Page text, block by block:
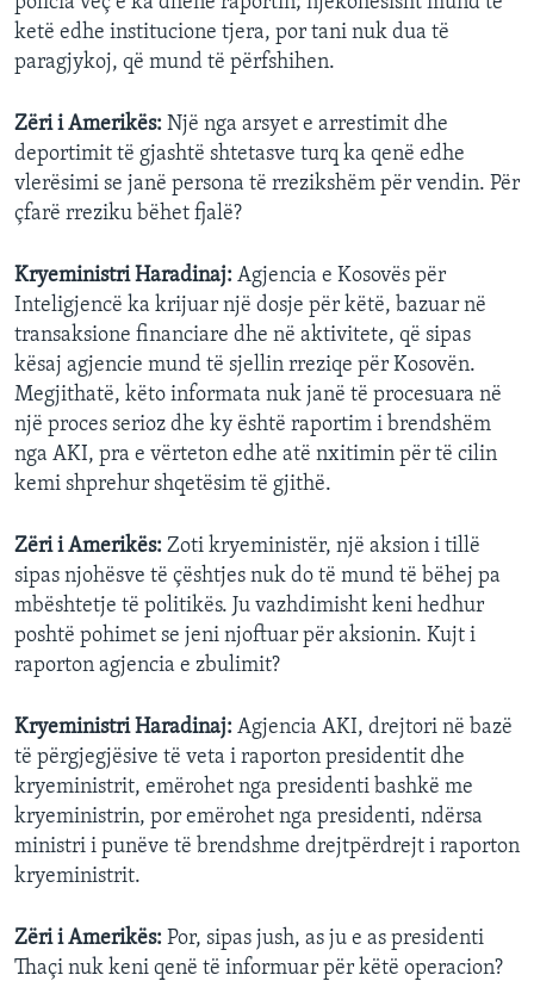
ketë edhe institucione tjera, por tani nuk dua të
paragjykoj, që mund të përfshihen.
Zëri i Amerikës: Një nga arsyet e arrestimit dhe
deportimit të gjashtë shtetasve turq ka qenë edhe
vlerësimi se janë persona të rrezikshëm për vendin. Për
çfarë rreziku bëhet fjalë?
Kryeministri Haradinaj: Agjencia e Kosovës për
Inteligjencë ka krijuar një dosje për këtë, bazuar në
transaksione financiare dhe në aktivitete, që sipas
kësaj agjencie mund të sjellin rreziqe për Kosovën.
Megjithatë, këto informata nuk janë të procesuara në
një proces serioz dhe ky është raportim i brendshëm
nga AKI, pra e vërteton edhe atë nxitimin për të cilin
kemi shprehur shqetësim të gjithë.
Zëri i Amerikës: Zoti kryeministër, një aksion i tillë
sipas njohësve të çështjes nuk do të mund të bëhej pa
mbështetje të politikës. Ju vazhdimisht keni hedhur
poshtë pohimet se jeni njoftuar për aksionin. Kujt i
raporton agjencia e zbulimit?
Kryeministri Haradinaj: Agjencia AKI, drejtori në bazë
të përgjegjësive të veta i raporton presidentit dhe
kryeministrit, emërohet nga presidenti bashkë me
kryeministrin, por emërohet nga presidenti, ndërsa
ministri i punëve të brendshme drejtpërdrejt i raporton
kryeministrit.
Zëri i Amerikës: Por, sipas jush, as ju e as presidenti
Thaçi nuk keni qenë të informuar për këtë operacion?